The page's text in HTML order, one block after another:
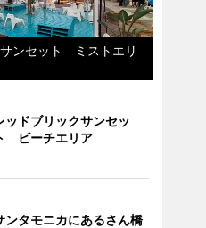
ンセット ミストエリ
ッドブリックサンセッ
ビーチエリア
ンタモニカにあるさん橋